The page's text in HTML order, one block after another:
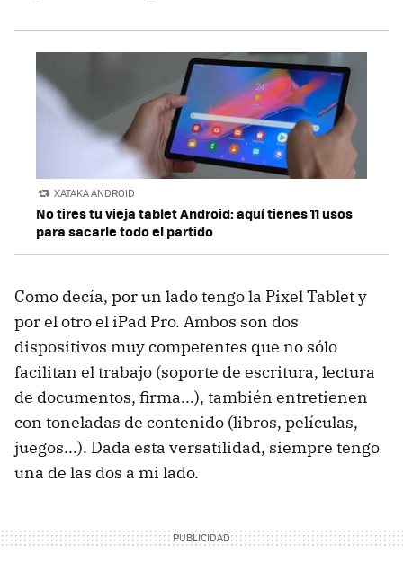
XATAKA ANDROID
No tires tu vieja tablet Android: aquí tienes 11 usos
para sacarle todo el partido
Como decía, por un lado tengo la Pixel Tablet y
por el otro el iPad Pro. Ambos son dos
dispositivos muy competentes que no sólo
facilitan el trabajo (soporte de escritura, lectura
de documentos, firma...), también entretienen
con toneladas de contenido (libros, películas,
juegos...). Dada esta versatilidad, siempre tengo
una de las dos a mi lado.